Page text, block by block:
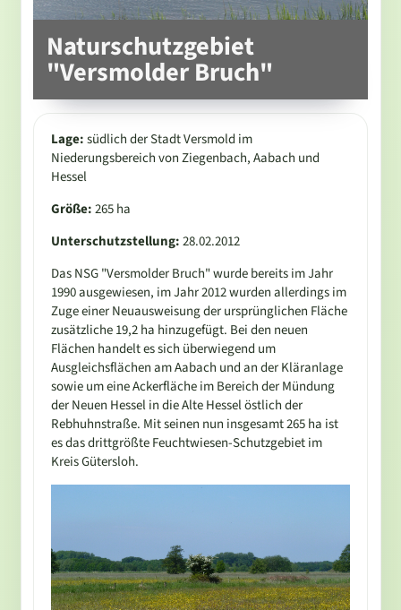
Naturschutzgebiet
"Versmolder Bruch"
Lage: südlich der Stadt Versmold im
Niederungsbereich von Ziegenbach, Aabach und
Hessel
Größe: 265 ha
Unterschutzstellung: 28.02.2012
Das NSG "Versmolder Bruch" wurde bereits im Jahr
1990 ausgewiesen, im Jahr 2012 wurden allerdings im
Zuge einer Neuausweisung der ursprünglichen Fläche
zusätzliche 19,2 ha hinzugefügt. Bei den neuen
Flächen handelt es sich überwiegend um
Ausgleichsflächen am Aabach und an der Kläranlage
sowie um eine Ackerfläche im Bereich der Mündung
der Neuen Hessel in die Alte Hessel östlich der
Rebhuhnstraße. Mit seinen nun insgesamt 265 ha ist
es das drittgrößte Feuchtwiesen-Schutzgebiet im
Kreis Gütersloh.